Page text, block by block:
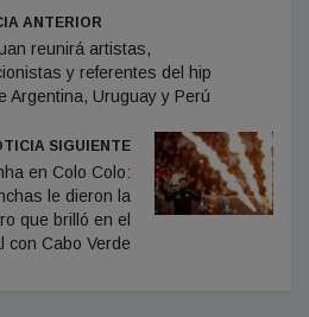
ANTERIOR
reunirá artistas,
y referentes del hip
Argentina, Uruguay y Perú
SIGUIENTE
en Colo Colo:
le dieron la
que brilló en el
con Cabo Verde